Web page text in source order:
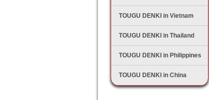
TOUGU DENKI in Vietnam
TOUGU DENKI in Thailand
TOUGU DENKI in Philippines
TOUGU DENKI in China